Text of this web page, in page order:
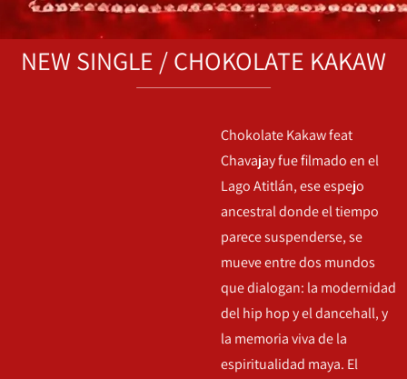
NEW SINGLE / CHOKOLATE KAKAW
Chokolate Kakaw feat
Chavajay fue filmado en el
Lago Atitlán, ese espejo
ancestral donde el tiempo
parece suspenderse, se
mueve entre dos mundos
que dialogan: la modernidad
del hip hop y el dancehall, y
la memoria viva de la
espiritualidad maya. El